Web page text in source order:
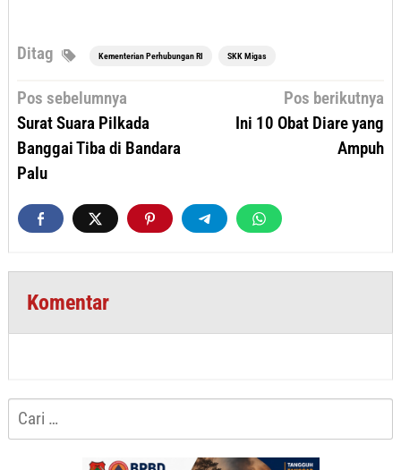
Ditag Kementerian Perhubungan RI SKK Migas
Navigasi
Pos sebelumnya
Surat Suara Pilkada
Banggai Tiba di Bandara
Palu
Pos berikutnya
Ini 10 Obat Diare yang
Ampuh
Komentar
Cari
untuk: